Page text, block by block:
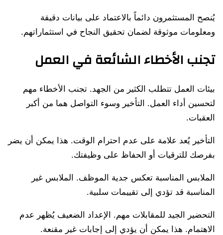
يُنصح المستثمرون دائماً بالاعتماد على بيانات دقيقة
ومعلومات موثوقة لضمان تحقيق النجاح في استثماراتهم.
تجنب الأخطاء الشائعة في العمل
بيئات العمل تتطلب الكثير من الجهد. تجنب الأخطاء مهم
لتحسين أداء العمل. التأخير وسوء التواصل هما من أكبر
العقبات.
التأخير يُعد علامة على عدم احترام الوقت. هذا يمكن أن يضر
بفرصك للترقيات أو الحفاظ على وظيفتك.
الملابس المناسبة تعكس جدية الموظف. الملابس غير
المناسبة قد تؤدي إلى تقييمات سلبية.
التحضير الجيد للمقابلات مهم. الإعداد الضعيف يُظهر عدم
الاهتمام. هذا يمكن أن يؤدي إلى إجابات غير مقنعة.